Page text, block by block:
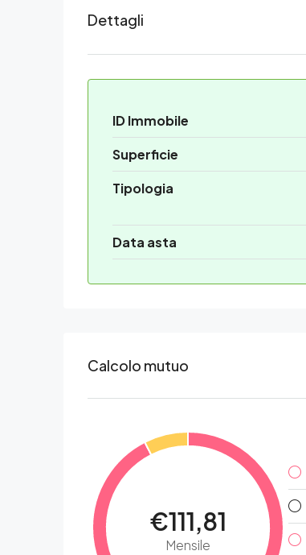
Dettagli
ID Immobile
Superficie
Tipologia
Data asta
Calcolo mutuo
€111,81
Mensile